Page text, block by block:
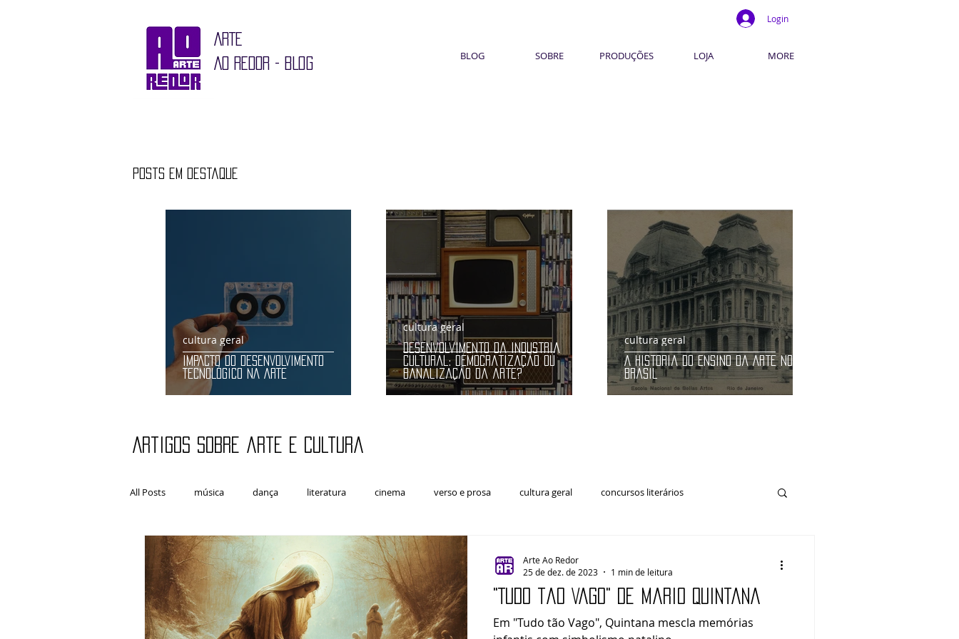
ARTE
AO REDOR - BLOG
Login
BLOG SOBRE PRODUÇÕES LOJA MORE
Posts em destaque
IMPACTO DO DESENVOLVIMENTO
TECNOLÓGICO NA ARTE
cultura geral
Desenvolvimento da indústria
cultural: democratização ou
banalização da arte?
cultura geral
A História do Ensino da Arte no
Brasil
cultura geral
Artigos sobre arte e cultura
All Posts música dança literatura cinema verso e prosa cultura geral concursos literários
artes plásticas Fotografia Artes Cênicas Arte e Política
"Tudo tão Vago" de Mario Quintana
Em "Tudo tão Vago", Quintana mescla memórias
Arte Ao Redor
25 de dez. de 2023
1 min de leitura